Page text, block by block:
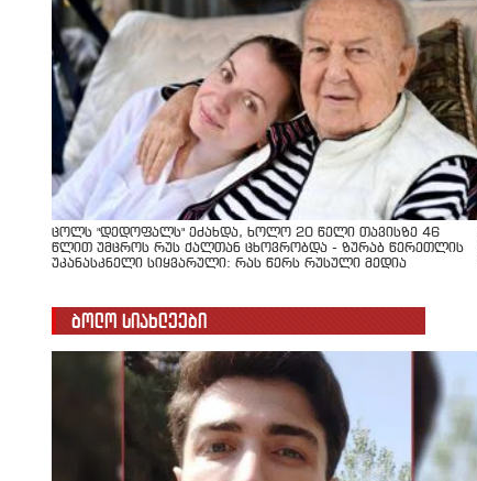
ცოლს "დედოფალს" ეძახდა, ხოლო 20 წელი თავისზე 46
წლით უმცროს რუს ქალთან ცხოვრობდა - ზურაბ წერეთლის
უკანასკნელი სიყვარული: რას წერს რუსული მედია
ბოლო სიახლეები